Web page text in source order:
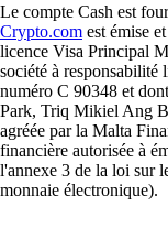
Le compte Cash est
Crypto.com est émise
licence Visa Principal
société à responsabilité
numéro C 90348 et
Park, Triq Mikiel Ang
agréée par la Malta
financière autorisée à
l'annexe 3 de la loi sur
monnaie électronique).